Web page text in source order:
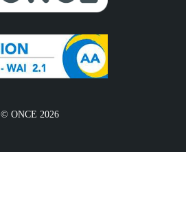
© ONCE 2026